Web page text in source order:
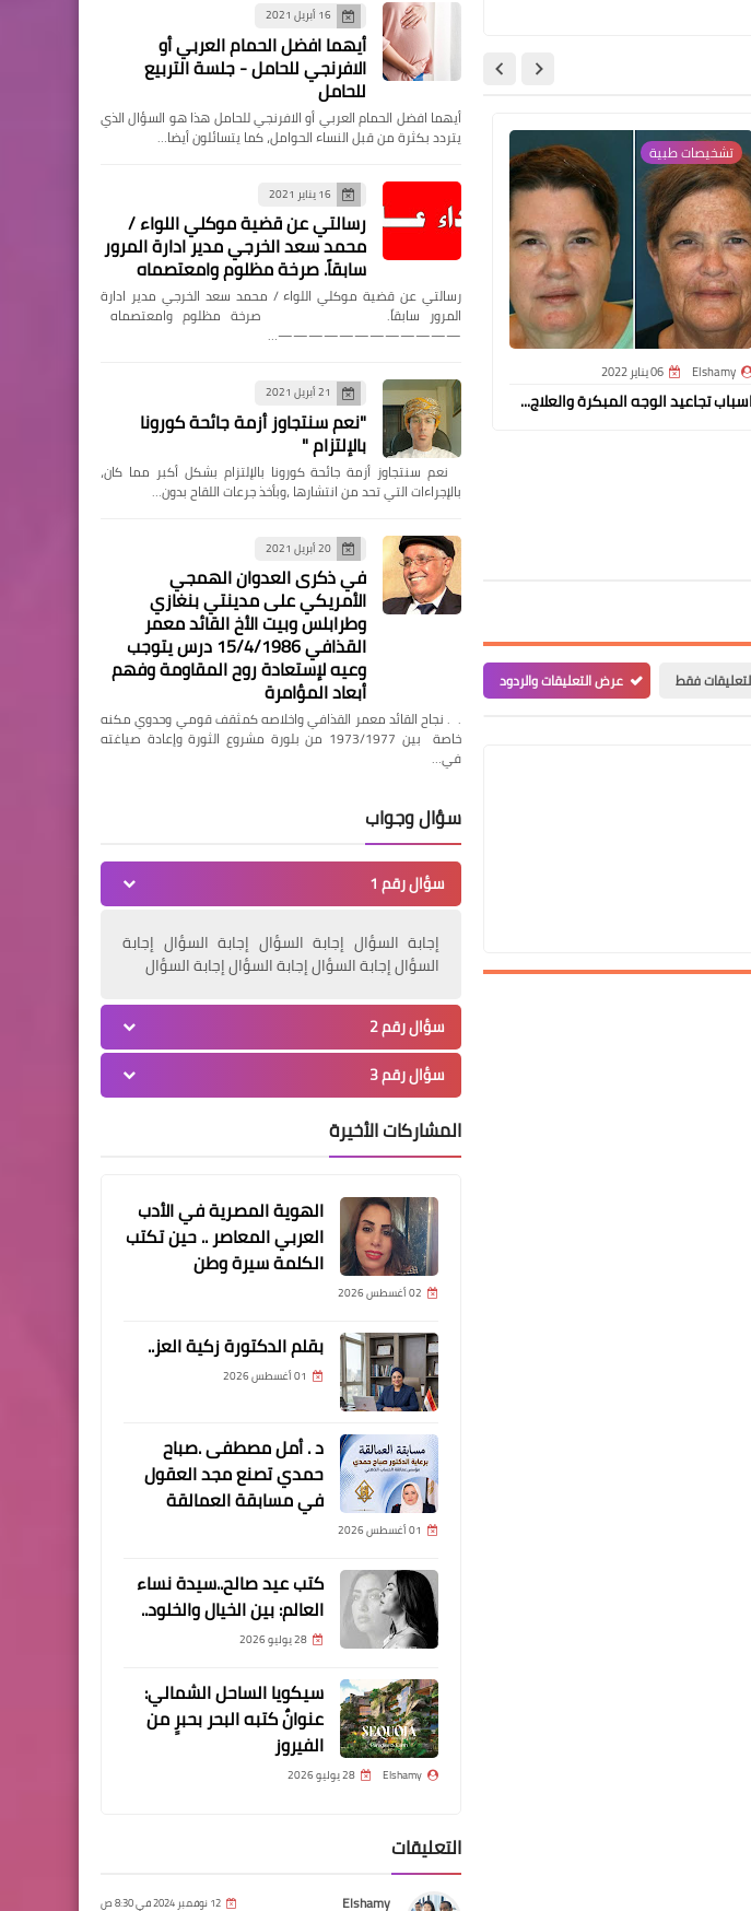
تشخيصات طبية
Elshamy 06 يناير 2022
اسباب تجاعيد الوجه المبكرة والعلاج...
تشخيصات طبية
هل سمعت بمرض يسمى "مرض
بهجت"؟
الشخير" الذي يصدره
يسبب إزعاجاً لمن حوله،
فقط عرض التعليقات والردود
مقالات
"حين تتحول الحروف إلى سلاح
وطني… نعمة حسن في
الصفوف الأولى"
19 أبريل 2026
مقشن
كتب عيد صالح...مصر تنادي
أبناءها… وحدة الصف هي
عيد صالح يطلق هاشتاج مصر
قادرة لتوحيد الصفوف
17 أبريل 2026
مقالات
كتب عيد صالح "افخروا
والكرامة"
مقالات
كتبت سلوى حسن ..حين يصبح
العطاء عبئًا..
مقالات
كتب عيد صالح "الوطن
والواجب.. مصر وجيشها
وشرطتها في قلب واحد"
اخبار
"الأجهزة الأمنية تواصل
ضرباتها لجرائم النقد الأجنبي
وتضبط قضايا بقيمة 9 ملايين
جنيه"
مقالات
كتب عيد صالح... مصر أم الدنيا…
فخر الماضي وأمل المستقبل...
مقالات
كتب عيد صالح "معركة البناء…
16 أبريل 2021
أيهما افضل الحمام العربي أو
الافرنجي للحامل - جلسة التربيع
للحامل
أيهما افضل الحمام العربي أو الافرنجي للحامل هذا هو السؤال الذي
يتردد بكثرة من قبل النساء الحوامل، كما يتسائلون أيضا…
16 يناير 2021
رسالتي عن قضية موكلي اللواء /
محمد سعد الخرجي مدير ادارة المرور
سابقاً. صرخة مظلوم وامعتصماه
رسالتي عن قضية موكلي اللواء / محمد سعد الخرجي مدير ادارة
المرور سابقاً. صرخة مظلوم وامعتصماه
————————————…
21 أبريل 2021
"نعم سنتجاوز أزمة جائحة كورونا
بالإلتزام "
‏ نعم سنتجاوز أزمة جائحة كورونا بالإلتزام بشكل أكبر مما كان،
بالإجراءات التي تحد من انتشارها ،وبأخذ جرعات اللقاح بدون…
20 أبريل 2021
في ذكرى العدوان الهمجي
الأمريكي على مدينتي بنغازي
وطرابلس وبيت الأخ القائد معمر
القذافي 15/4/1986 درس يتوجب
وعيه لإستعادة روح المقاومة وفهم
أبعاد المؤامرة
. . نجاح القائد معمر القذافي واخلاصه كمثقف قومي وحدوي مكنه
خاصة بين 1973/1977 من بلورة مشروع الثورة وإعادة صياغته
في…
سؤال وجواب
سؤال رقم 1
إجابة السؤال إجابة السؤال إجابة السؤال إجابة
السؤال إجابة السؤال إجابة السؤال إجابة السؤال
سؤال رقم 2
سؤال رقم 3
المشاركات الأخيرة
الهوية المصرية في الأدب
العربي المعاصر .. حين تكتب
الكلمة سيرة وطن
02 أغسطس 2026
بقلم الدكتورة زكية العز..
01 أغسطس 2026
د . أمل مصطفى .صباح
حمدي تصنع مجد العقول
في مسابقة العمالقة
01 أغسطس 2026
كتب عيد صالح..سيدة نساء
العالم: بين الخيال والخلود..
28 يوليو 2026
سيكويا الساحل الشمالي:
عنوانٌ كتبه البحر بحبرٍ من
الفيروز
Elshamy 28 يوليو 2026
التعليقات
Elshamy 12 نوفمبر 2024 في 8:30 ص